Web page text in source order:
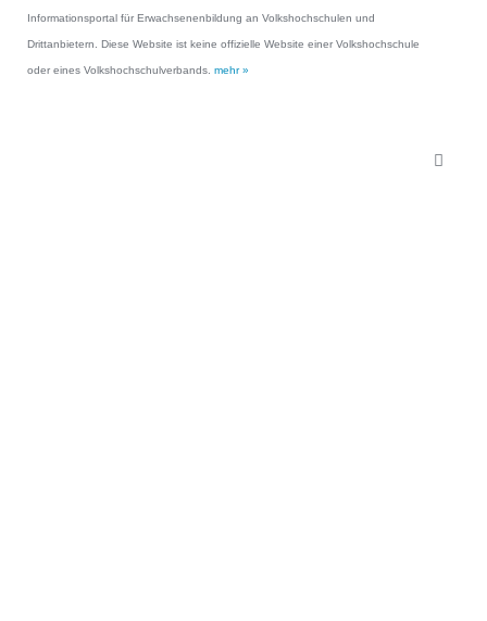
Informationsportal für Erwachsenenbildung an Volkshochschulen und
Drittanbietern. Diese Website ist keine offizielle Website einer Volkshochschule
oder eines Volkshochschulverbands. mehr »